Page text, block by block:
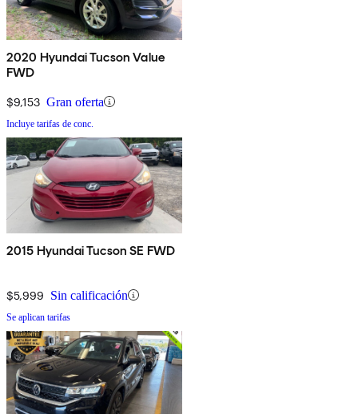
2020 Hyundai Tucson Value
FWD
$9,153 Gran oferta
Incluye tarifas de conc.
2015 Hyundai Tucson SE FWD
$5,999 Sin calificación
Se aplican tarifas